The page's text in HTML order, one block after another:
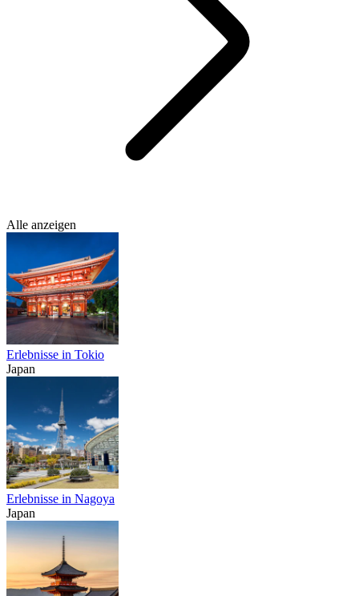
Alle anzeigen
Erlebnisse in Tokio
Japan
Erlebnisse in Nagoya
Japan